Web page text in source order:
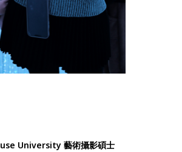
University 藝術攝影碩士